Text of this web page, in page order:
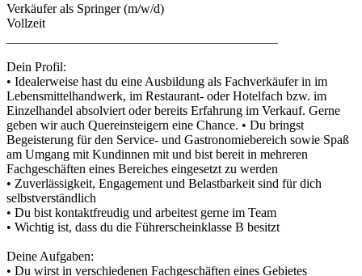
Verkäufer als Springer (m/w/d)
Vollzeit
Dein Profil:
• Idealerweise hast du eine Ausbildung als Fachverkäufer in im
Lebensmittelhandwerk, im Restaurant- oder Hotelfach bzw. im
Einzelhandel absolviert oder bereits Erfahrung im Verkauf. Gerne
geben wir auch Quereinsteigern eine Chance. • Du bringst
Begeisterung für den Service- und Gastronomiebereich sowie Spaß
am Umgang mit Kundinnen mit und bist bereit in mehreren
Fachgeschäften eines Bereiches eingesetzt zu werden
• Zuverlässigkeit, Engagement und Belastbarkeit sind für dich
selbstverständlich
• Du bist kontaktfreudig und arbeitest gerne im Team
• Wichtig ist, dass du die Führerscheinklasse B besitzt
Deine Aufgaben:
• Du wirst in verschiedenen Fachgeschäften eines Gebietes